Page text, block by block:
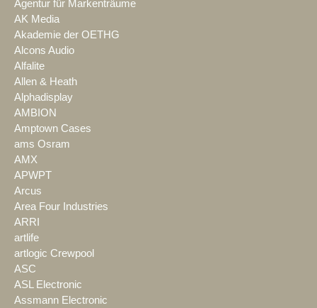
Agentur für Markenträume
AK Media
Akademie der OETHG
Alcons Audio
Alfalite
Allen & Heath
Alphadisplay
AMBION
Amptown Cases
ams Osram
AMX
APWPT
Arcus
Area Four Industries
ARRI
artlife
artlogic Crewpool
ASC
ASL Electronic
Assmann Electronic